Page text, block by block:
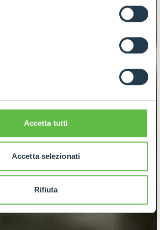
nel footer presente in ogni
i diritti riconosciuti all'interessato ai
una
apposita procedura.
Accetta tutti
Accetta selezionati
Rifiuta